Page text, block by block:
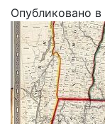
Опубликовано в